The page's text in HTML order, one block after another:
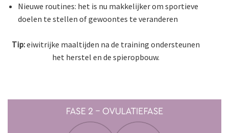
Nieuwe routines: het is nu makkelijker om sportieve
doelen te stellen of gewoontes te veranderen
Tip:eiwitrijke maaltijden na de training ondersteunen
het herstel en de spieropbouw.